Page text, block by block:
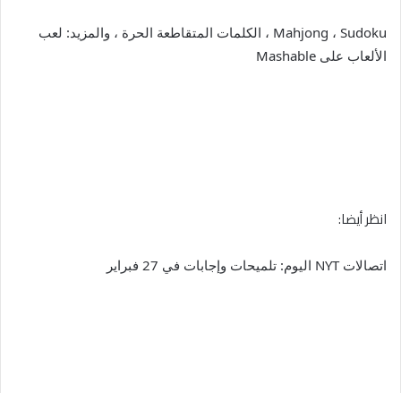
Mahjong ، Sudoku ، الكلمات المتقاطعة الحرة ، والمزيد: لعب
الألعاب على Mashable
انظر أيضا:
اتصالات NYT اليوم: تلميحات وإجابات في 27 فبراير